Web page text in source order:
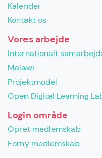
Kalender
Kontakt os
Vores arbejde
Internationalt
Malawi
Projektmodel
Open Digital Learning
Login område
Opret medlemskab
Forny medlemskab